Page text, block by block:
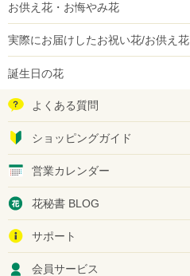
お供え花・お悔やみ花
実際にお届けしたお祝い花/お供え花
誕生日の花
よくある質問
ショッピングガイド
営業カレンダー
花秘書 BLOG
サポート
会員サービス